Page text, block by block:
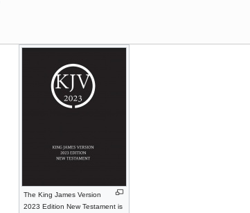
The King James Version
2023 Edition New Testament is